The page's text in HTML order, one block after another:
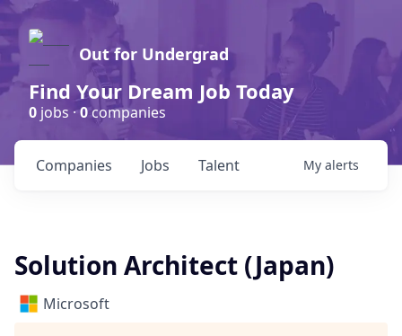
Out for Undergrad
Find Your Dream Job Today
0 jobs ·0companies
Jobs
Companies Talent My alerts
Solution Architect (Japan)
Microsoft